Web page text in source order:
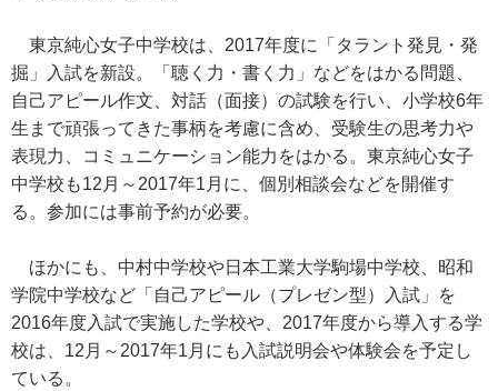
東京純心女子中学校は、2017年度に「タラント発見・発
掘」入試を新設。「聴く力・書く力」などをはかる問題、
自己アピール作文、対話（面接）の試験を行い、小学校6年
生まで頑張ってきた事柄を考慮に含め、受験生の思考力や
表現力、コミュニケーション能力をはかる。東京純心女子
中学校も12月～2017年1月に、個別相談会などを開催す
る。参加には事前予約が必要。
ほかにも、中村中学校や日本工業大学駒場中学校、昭和
学院中学校など「自己アピール（プレゼン型）入試」を
2016年度入試で実施した学校や、2017年度から導入する学
校は、12月～2017年1月にも入試説明会や体験会を予定し
ている。